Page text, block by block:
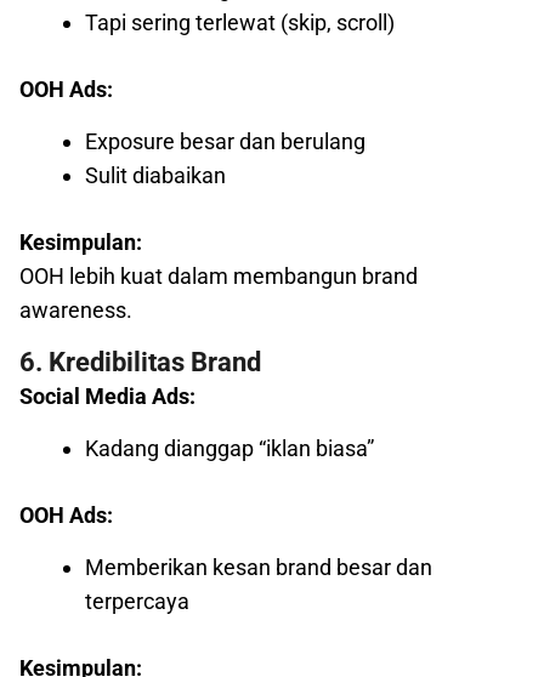
Tapi sering terlewat (skip, scroll)
OOH Ads:
Exposure besar dan berulang
Sulit diabaikan
Kesimpulan:
OOH lebih kuat dalam membangun brand
awareness.
6. Kredibilitas Brand
Social Media Ads:
Kadang dianggap “iklan biasa”
OOH Ads:
Memberikan kesan brand besar dan
terpercaya
Kesimpulan: